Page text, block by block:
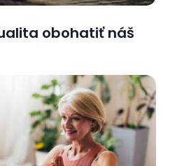
obohatiť náš